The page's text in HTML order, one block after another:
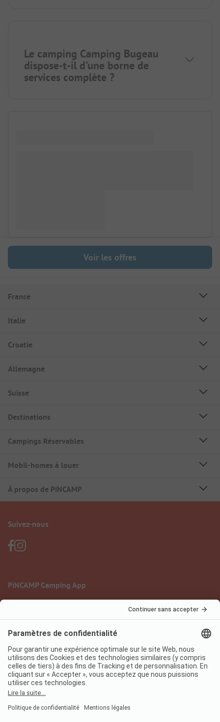
Le camping Camping Bugeau
dispose-t-il d'une borne de
services complète ?
Voir les offres
France
Italie
Croatie
Allemagne
Suisse
Destinations
Campings Réservables
Mobil-homes à louer
À propos de PiNCAMP
Suivez-nous
PiNCAMP Camping App
Mentions légales
Protection des données
Conditions d'utilisation
Règlement sur les services numériques